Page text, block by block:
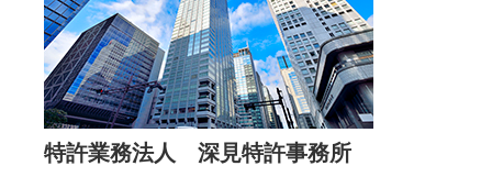
特許業務法人 深見特許事務所